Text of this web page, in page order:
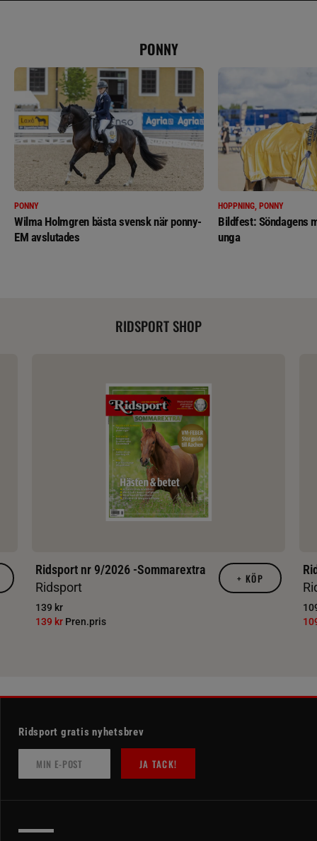
PONNY
PONNY
Wilma Holmgren bästa svensk när ponny-
EM avslutades
HOPPNING, PONNY
Bildfest: Söndagens
unga
RIDSPORT SHOP
Ridsport nr 9/2026 -Sommarextra
Ridsport
139 kr
139 kr Pren.pris
+ KÖP
Ridsport gratis nyhetsbrev
JA TACK!